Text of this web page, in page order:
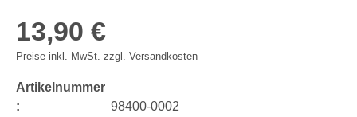
13,90 €
Preise inkl. MwSt. zzgl. Versandkosten
Artikelnummer
:
98400-0002